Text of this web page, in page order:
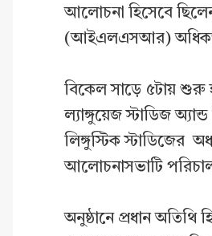
আলোচনা হিসেবে ছিলেন
(আইএলএসআর)
বিকেল সাড়ে ৫টায় শুরু
ল্যাঙ্গুয়েজ স্টাডিজ
লিঙ্গুস্টিক স্টাডিজের
আলোচনাসভাটি
অনুষ্ঠানে প্রধান অতিথি